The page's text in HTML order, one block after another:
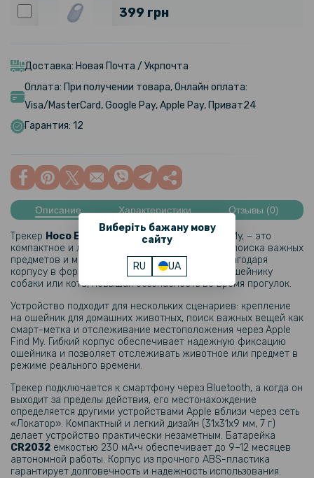
Виберіть бажану мову
сайту
RU UA
399 грн
Трекер - брелок HOCO E94 Star, Blue Star
Доставка: Новая Почта / Укрпочта
Оплата: При получении товара, Онлайн оплата:
Visa/MasterCard, Google Pay, Apple Pay, Приват24
Гарантия: 12
Описание Характеристики Отзывы (0)
Трекер Hoco E91D
, совместимый с Apple Find My, – это
компактное и легкое устройство для быстрого поиска важных
предметов и мониторинга ваших любимцев. Благодаря
корпусу в форме кота его легко прикрепить к ошейнику
собаки или кота, повышая безопасность во время прогулок.
Устройство подходит для нескольких сценариев: крепление
на ошейник для домашних животных, поиск важных вещей как
смарт-метка и отслеживание местоположения через Apple
Find My. Гибкий корпус обеспечивает надежную фиксацию
ошейника и позволяет отслеживать животное или предмет в
режиме реального времени.
Трекер подключается к смартфону через Bluetooth, а когда он
выходит за пределы действия, его местонахождение
определяется другими устройствами Apple вблизи через сеть
«Локатор». Компактный и легкий дизайн (31x31x9 мм, 7 г)
делает устройство практически незаметным. Батарейка
CR2032 емкостью 230 мА·ч обеспечивает до 9–12 месяцев
автономной работы. Корпус из прочного ABS-пластика
гарантирует долговечность и надежность использования.